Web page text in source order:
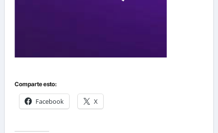
Comparte esto:
Facebook X